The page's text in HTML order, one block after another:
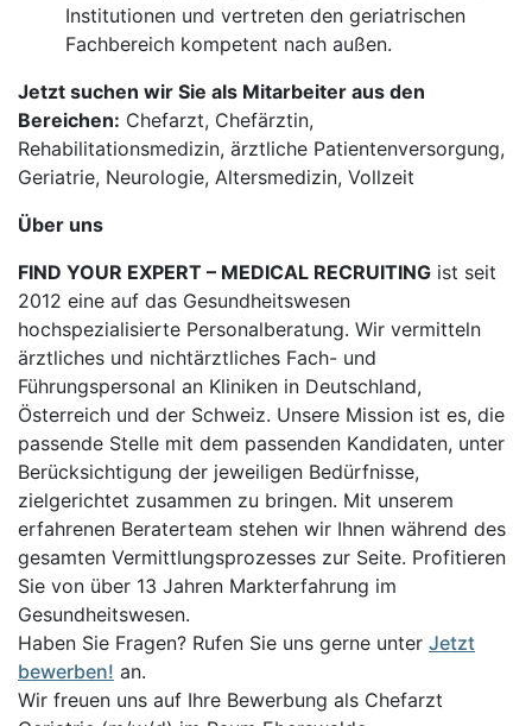
Institutionen und vertreten den geriatrischen
Fachbereich kompetent nach außen.
Jetzt suchen wir Sie als Mitarbeiter aus den
Bereichen: Chefarzt, Chefärztin,
Rehabilitationsmedizin, ärztliche Patientenversorgung,
Geriatrie, Neurologie, Altersmedizin, Vollzeit
Über uns
FIND YOUR EXPERT – MEDICAL RECRUITING ist seit
2012 eine auf das Gesundheitswesen
hochspezialisierte Personalberatung. Wir vermitteln
ärztliches und nichtärztliches Fach- und
Führungspersonal an Kliniken in Deutschland,
Österreich und der Schweiz. Unsere Mission ist es, die
passende Stelle mit dem passenden Kandidaten, unter
Berücksichtigung der jeweiligen Bedürfnisse,
zielgerichtet zusammen zu bringen. Mit unserem
erfahrenen Beraterteam stehen wir Ihnen während des
gesamten Vermittlungsprozesses zur Seite. Profitieren
Sie von über 13 Jahren Markterfahrung im
Gesundheitswesen.
Haben Sie Fragen? Rufen Sie uns gerne unter Jetzt
bewerben! an.
Wir freuen uns auf Ihre Bewerbung als Chefarzt